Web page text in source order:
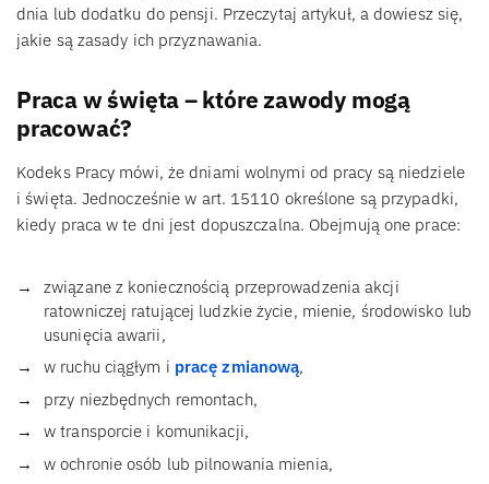
dnia lub dodatku do pensji. Przeczytaj artykuł, a dowiesz się,
jakie są zasady ich przyznawania.
Praca w święta – które zawody mogą
pracować?
Kodeks Pracy mówi, że dniami wolnymi od pracy są niedziele
i święta. Jednocześnie w art. 15110 określone są przypadki,
kiedy praca w te dni jest dopuszczalna. Obejmują one prace:
związane z koniecznością przeprowadzenia akcji
ratowniczej ratującej ludzkie życie, mienie, środowisko lub
usunięcia awarii,
w ruchu ciągłym i pracę zmianową,
przy niezbędnych remontach,
w transporcie i komunikacji,
w ochronie osób lub pilnowania mienia,